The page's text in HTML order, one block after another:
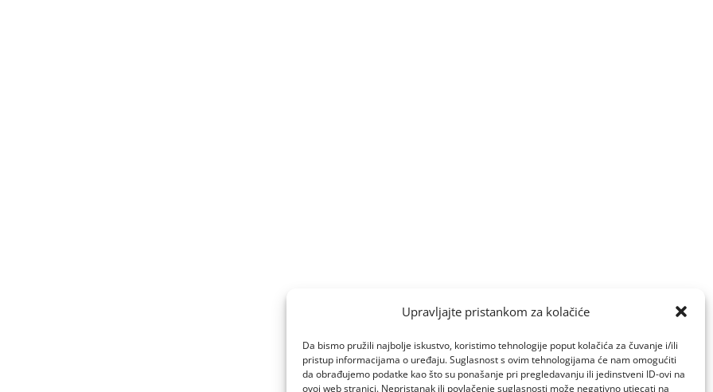
Upravljajte pristankom za kolačiće
Da bismo pružili najbolje iskustvo, koristimo tehnologije poput kolačića za čuvanje i/ili
pristup informacijama o uređaju. Suglasnost s ovim tehnologijama će nam omogućiti
da obrađujemo podatke kao što su ponašanje pri pregledavanju ili jedinstveni ID-ovi na
ovoj web stranici. Nepristanak ili povlačenje suglasnosti može negativno utjecati na